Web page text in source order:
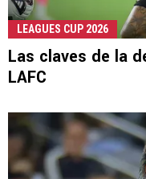
LEAGUES CUP 2026
Las claves de la
LAFC